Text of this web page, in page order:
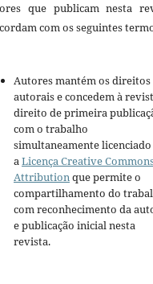
que publicam nesta
com os seguintes
Autores mantém os direitos
autorais e concedem à
direito de primeira
com o trabalho
simultaneamente
aLicença Creative
Attributionque permite o
compartilhamento do
com reconhecimento da
e publicação inicial nesta
revista.